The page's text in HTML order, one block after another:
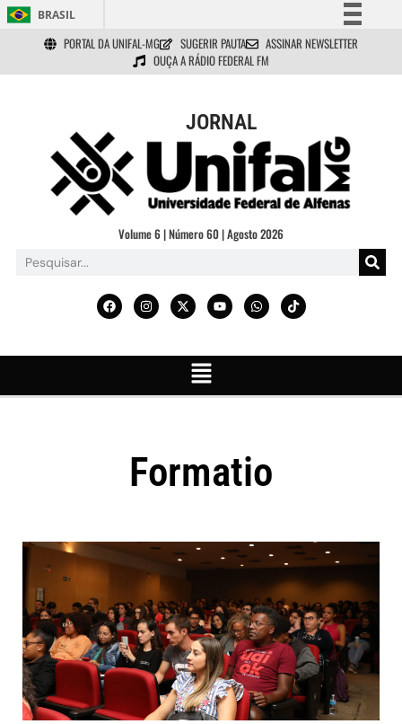
BRASIL
Simplifique!
Comunica BR
Acesso à informação
Legislação
Canais
PORTAL DA UNIFAL-MG SUGERIR PAUTA
ASSINAR NEWSLETTER
OUÇA A RÁDIO FEDERAL FM
JORNAL
Volume 6 | Número 60 | Agosto 2026
Formatio